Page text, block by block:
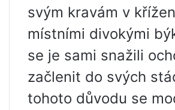
svým kravám v
místními divokými
se je sami snažili
začlenit do svých
tohoto důvodu se